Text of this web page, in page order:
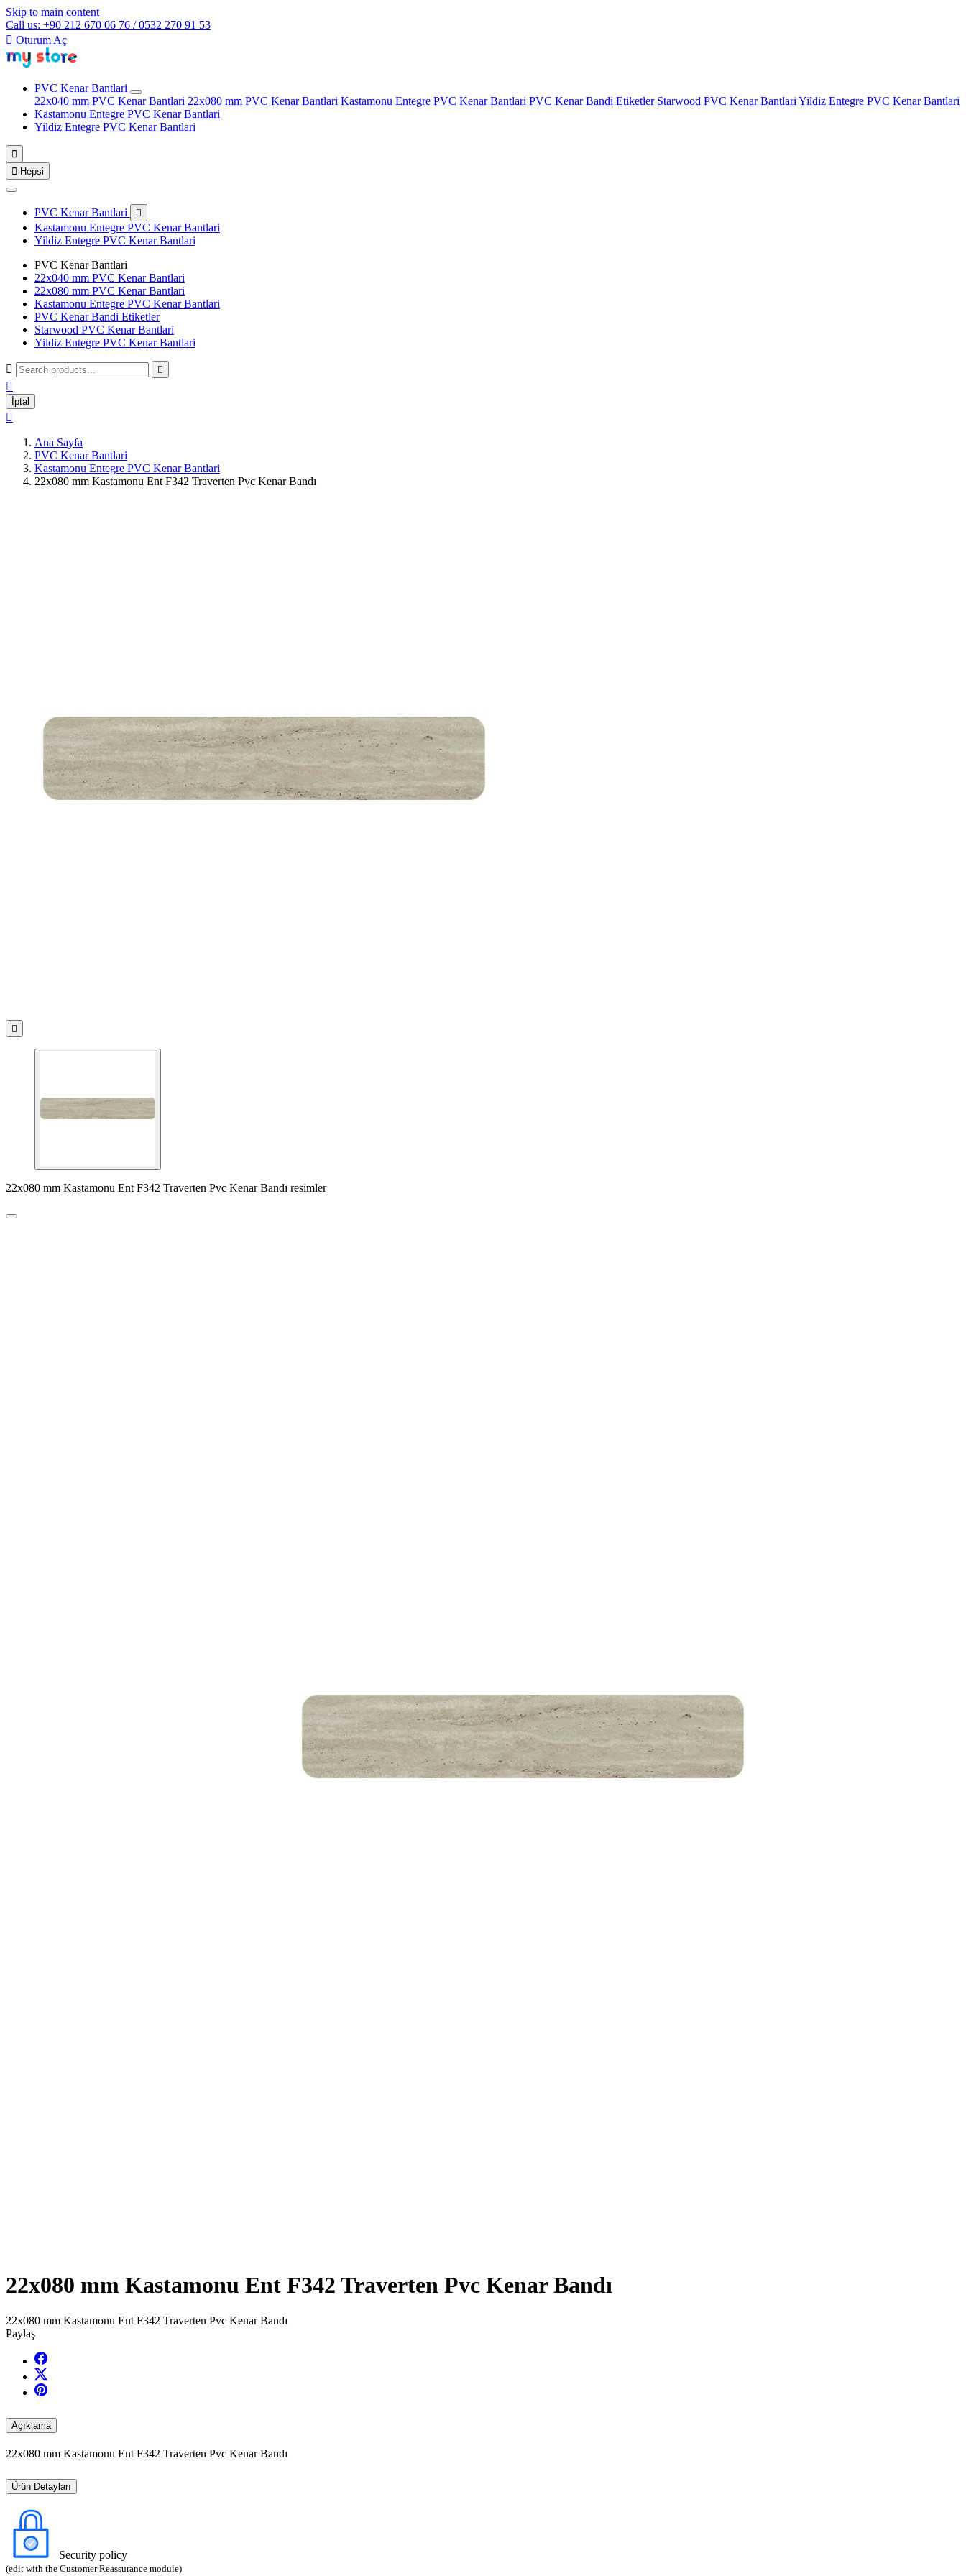
Skip to main content
Call us: +90 212 670 06 76 / 0532 270 91 53
 Oturum Aç
PVC Kenar Bantlari
22x040 mm PVC Kenar Bantlari 22x080 mm PVC Kenar Bantlari Kastamonu Entegre PVC Kenar Bantlari PVC Kenar Bandi Etiketler Starwood PVC Kenar Bantlari Yildiz Entegre PVC Kenar Bantlari
Kastamonu Entegre PVC Kenar Bantlari
Yildiz Entegre PVC Kenar Bantlari

 Hepsi
PVC Kenar Bantlari 
Kastamonu Entegre PVC Kenar Bantlari
Yildiz Entegre PVC Kenar Bantlari
PVC Kenar Bantlari
22x040 mm PVC Kenar Bantlari
22x080 mm PVC Kenar Bantlari
Kastamonu Entegre PVC Kenar Bantlari
PVC Kenar Bandi Etiketler
Starwood PVC Kenar Bantlari
Yildiz Entegre PVC Kenar Bantlari
 

İptal

Ana Sayfa
PVC Kenar Bantlari
Kastamonu Entegre PVC Kenar Bantlari
22x080 mm Kastamonu Ent F342 Traverten Pvc Kenar Bandı

22x080 mm Kastamonu Ent F342 Traverten Pvc Kenar Bandı resimler
22x080 mm Kastamonu Ent F342 Traverten Pvc Kenar Bandı
22x080 mm Kastamonu Ent F342 Traverten Pvc Kenar Bandı
Paylaş
Açıklama
22x080 mm Kastamonu Ent F342 Traverten Pvc Kenar Bandı
Ürün Detayları
Security policy
(edit with the Customer Reassurance module)